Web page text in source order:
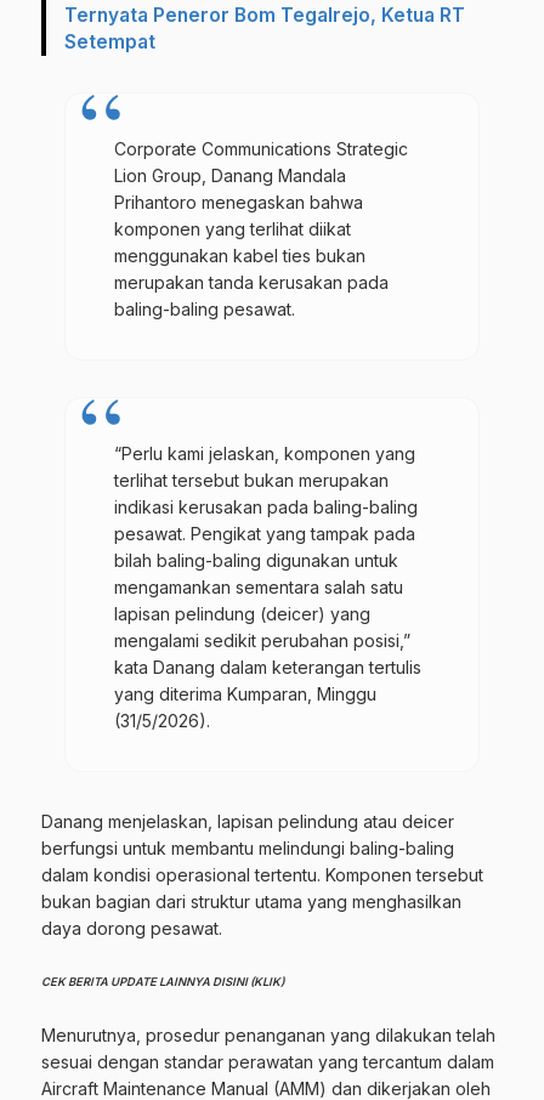
Ternyata Peneror Bom Tegalrejo, Ketua RT
Setempat
Corporate Communications Strategic
Lion Group, Danang Mandala
Prihantoro menegaskan bahwa
komponen yang terlihat diikat
menggunakan kabel ties bukan
merupakan tanda kerusakan pada
baling-baling pesawat.
“Perlu kami jelaskan, komponen yang
terlihat tersebut bukan merupakan
indikasi kerusakan pada baling-baling
pesawat. Pengikat yang tampak pada
bilah baling-baling digunakan untuk
mengamankan sementara salah satu
lapisan pelindung (deicer) yang
mengalami sedikit perubahan posisi,”
kata Danang dalam keterangan tertulis
yang diterima Kumparan, Minggu
(31/5/2026).
Danang menjelaskan, lapisan pelindung atau deicer
berfungsi untuk membantu melindungi baling-baling
dalam kondisi operasional tertentu. Komponen tersebut
bukan bagian dari struktur utama yang menghasilkan
daya dorong pesawat.
CEK BERITA UPDATE LAINNYA DISINI (KLIK)
Menurutnya, prosedur penanganan yang dilakukan telah
sesuai dengan standar perawatan yang tercantum dalam
Aircraft Maintenance Manual (AMM) dan dikerjakan oleh